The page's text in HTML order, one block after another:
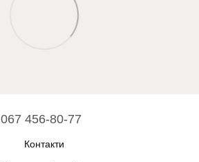
067 456-80-77
Контакти